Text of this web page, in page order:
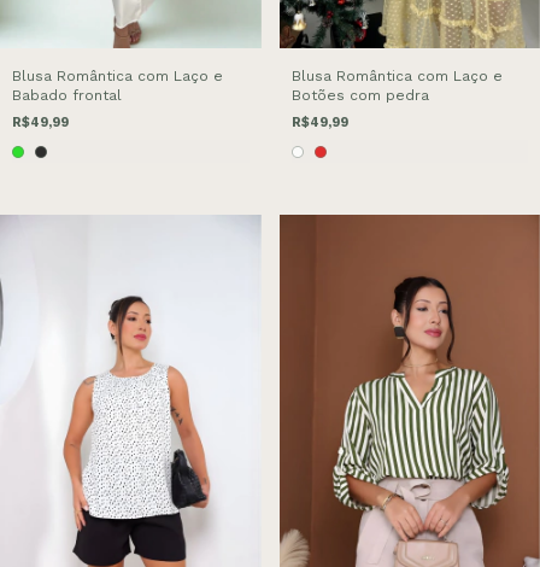
Blusa Romântica com Laço e
Babado frontal
R$49,99
Blusa Romântica com Laço e
Botões com pedra
R$49,99